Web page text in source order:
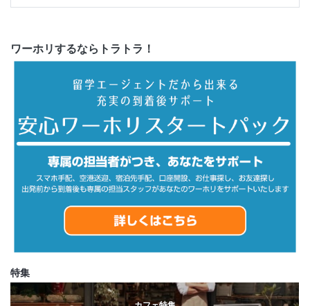
ワーホリするならトラトラ！
特集